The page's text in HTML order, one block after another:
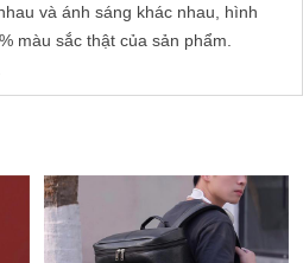
và ánh sáng khác nhau, hình
màu sắc thật của sản phẩm.